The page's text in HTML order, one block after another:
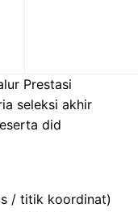
Prestasi
seleksi akhir
did
/ titik koordinat)